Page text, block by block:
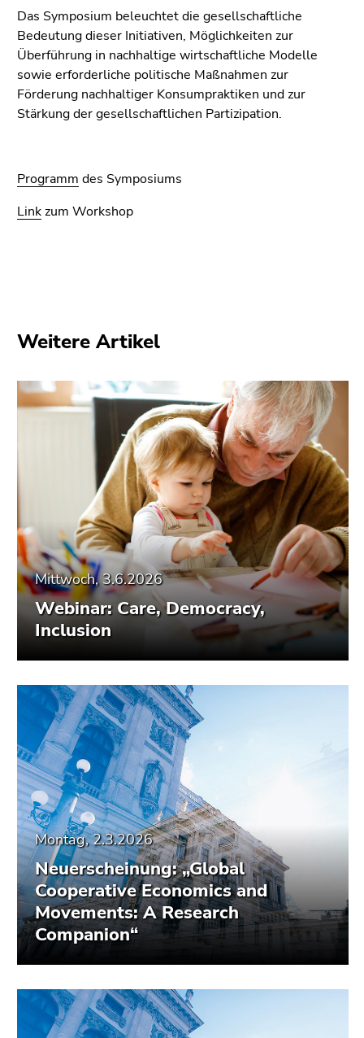
Das Symposium beleuchtet die gesellschaftliche
Bedeutung dieser Initiativen, Möglichkeiten zur
Überführung in nachhaltige wirtschaftliche Modelle
sowie erforderliche politische Maßnahmen zur
Förderung nachhaltiger Konsumpraktiken und zur
Stärkung der gesellschaftlichen Partizipation.
Programm des Symposiums
Linkzum Workshop
Weitere Artikel
Mittwoch, 3.6.2026
Webinar: Care, Democracy,
Inclusion
Montag, 2.3.2026
Neuerscheinung: „Global
Cooperative Economics and
Movements: A Research
Companion“